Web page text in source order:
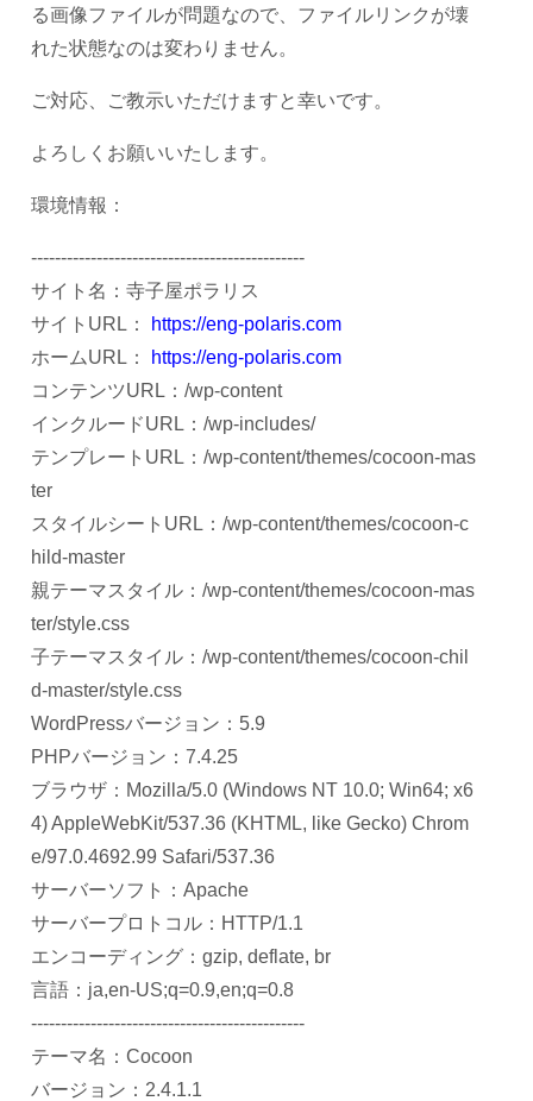
る画像ファイルが問題なので、ファイルリンクが壊
れた状態なのは変わりません。
ご対応、ご教示いただけますと幸いです。
よろしくお願いいたします。
環境情報：
----------------------------------------------
サイト名：寺子屋ポラリス
サイトURL：
https://eng-polaris.com
ホームURL：
https://eng-polaris.com
コンテンツURL：/wp-content
インクルードURL：/wp-includes/
テンプレートURL：/wp-content/themes/cocoon-mas
ter
スタイルシートURL：/wp-content/themes/cocoon-c
hild-master
親テーマスタイル：/wp-content/themes/cocoon-mas
ter/style.css
子テーマスタイル：/wp-content/themes/cocoon-chil
d-master/style.css
WordPressバージョン：5.9
PHPバージョン：7.4.25
ブラウザ：Mozilla/5.0 (Windows NT 10.0; Win64; x6
4) AppleWebKit/537.36 (KHTML, like Gecko) Chrom
e/97.0.4692.99 Safari/537.36
サーバーソフト：Apache
サーバープロトコル：HTTP/1.1
エンコーディング：gzip, deflate, br
言語：ja,en-US;q=0.9,en;q=0.8
----------------------------------------------
テーマ名：Cocoon
バージョン：2.4.1.1